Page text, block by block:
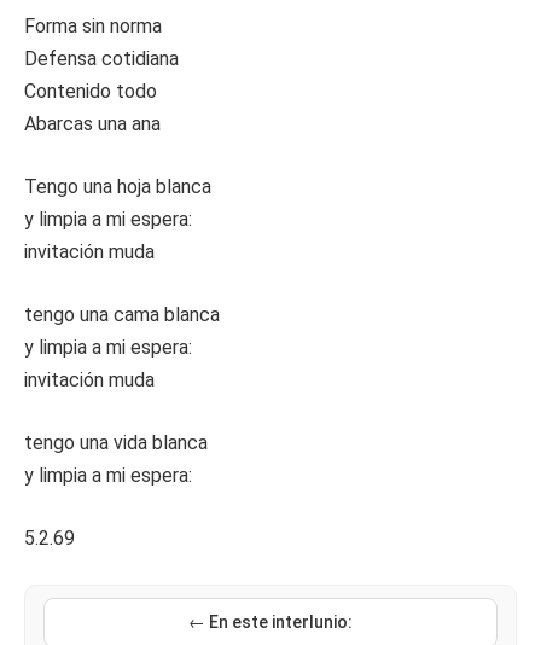
Forma sin norma
Defensa cotidiana
Contenido todo
Abarcas una ana
Tengo una hoja blanca
y limpia a mi espera:
invitación muda
tengo una cama blanca
y limpia a mi espera:
invitación muda
tengo una vida blanca
y limpia a mi espera:
5.2.69
← En este interlunio: